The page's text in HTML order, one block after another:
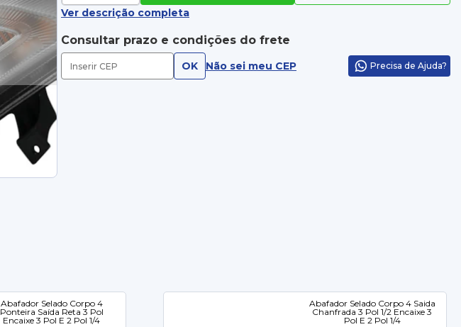
Ver descrição completa
Consultar prazo e condições do frete
OK Não sei meu CEP Precisa de Ajuda?
Abafador Selado Corpo 4
Ponteira Saída Reta 3 Pol
Encaixe 3 Pol E 2 Pol 1/4
Abafador Selado Corpo 4 Saida
Chanfrada 3 Pol 1/2 Encaixe 3
Pol E 2 Pol 1/4